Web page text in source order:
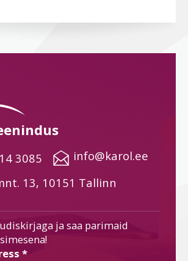
3085
info@karol.ee
13, 10151 Tallinn
ja saa parimaid
*